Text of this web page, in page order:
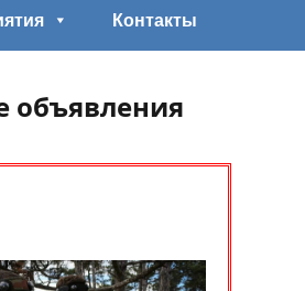
Контакты
объявления